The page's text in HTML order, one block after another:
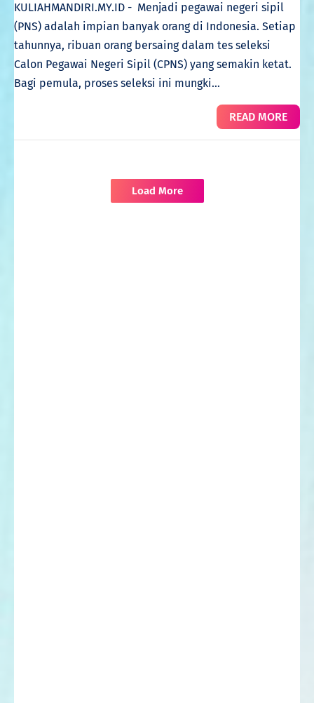
KULIAHMANDIRI.MY.ID - Menjadi pegawai negeri sipil
(PNS) adalah impian banyak orang di Indonesia. Setiap
tahunnya, ribuan orang bersaing dalam tes seleksi
Calon Pegawai Negeri Sipil (CPNS) yang semakin ketat.
Bagi pemula, proses seleksi ini mungki…
READ MORE
Load More